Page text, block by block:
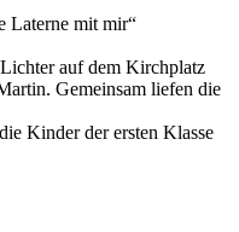
Laterne mit mir“
auf dem Kirchplatz
Gemeinsam liefen die
Kinder der ersten Klasse